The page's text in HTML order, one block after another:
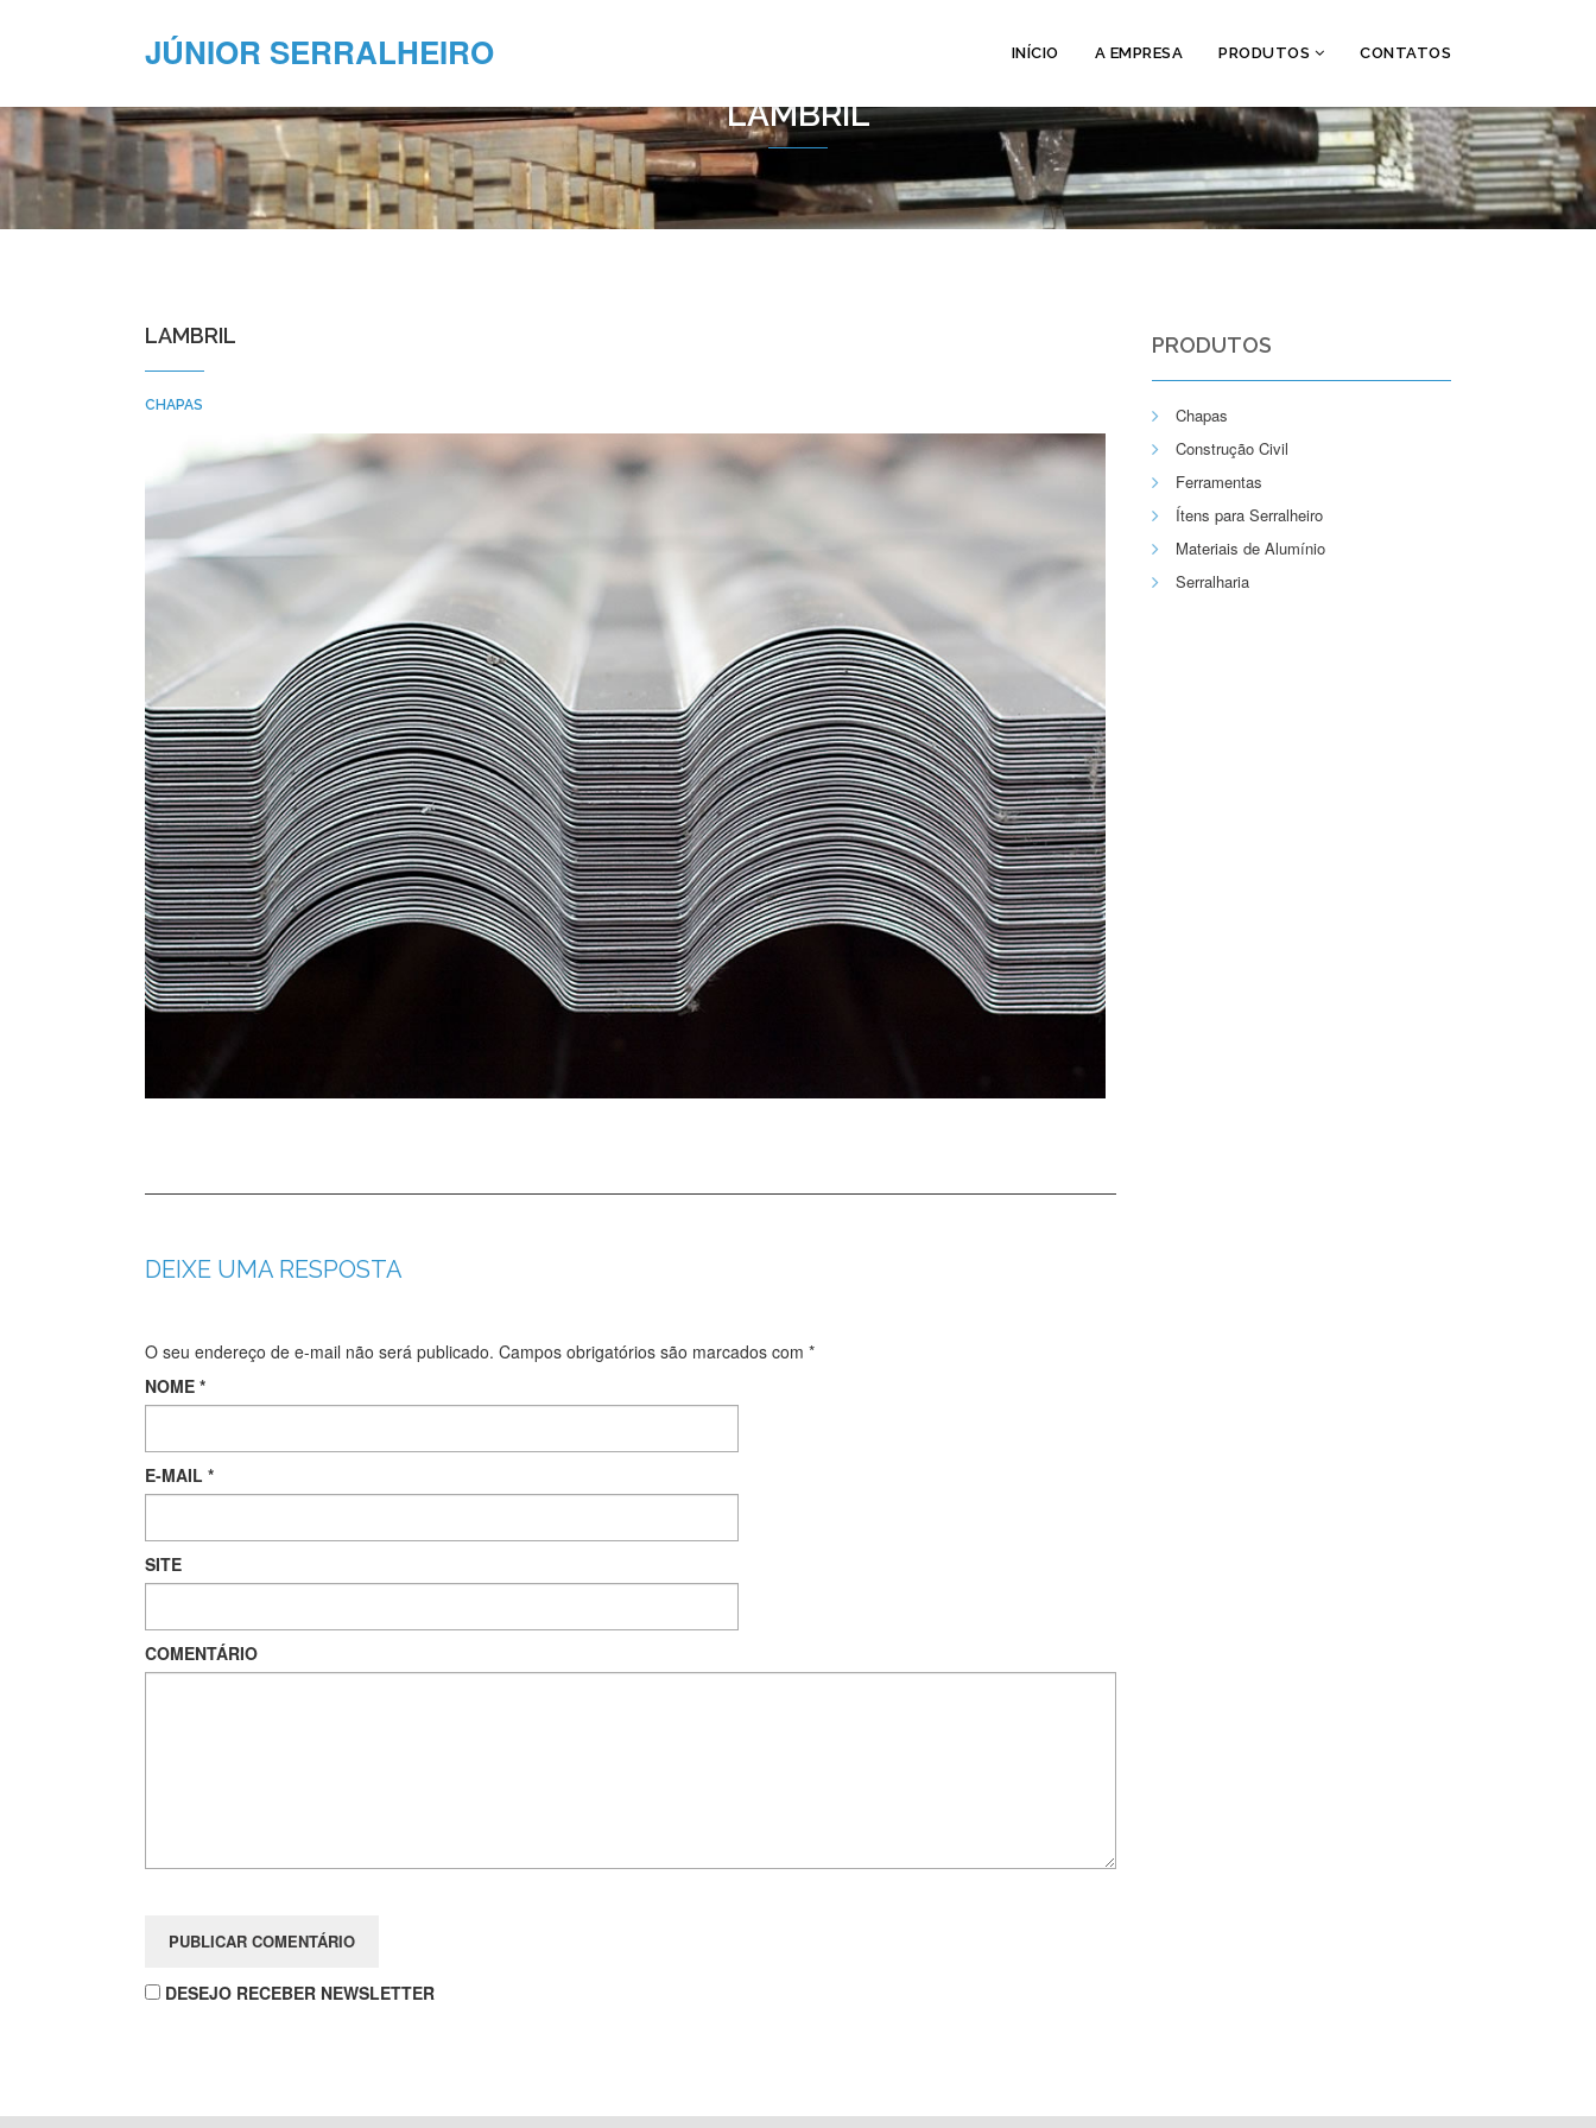
JÚNIOR SERRALHEIRO INÍCIO A EMPRESA PRODUTOS CONTATOS
LAMBRIL
LAMBRIL
CHAPAS
DEIXE UMA RESPOSTA
O seu endereço de e-mail não será publicado. Campos obrigatórios são marcados com *
NOME *
E-MAIL *
SITE
COMENTÁRIO
DESEJO RECEBER NEWSLETTER
PRODUTOS
Chapas
Construção Civil
Ferramentas
Ítens para Serralheiro
Materiais de Alumínio
Serralharia